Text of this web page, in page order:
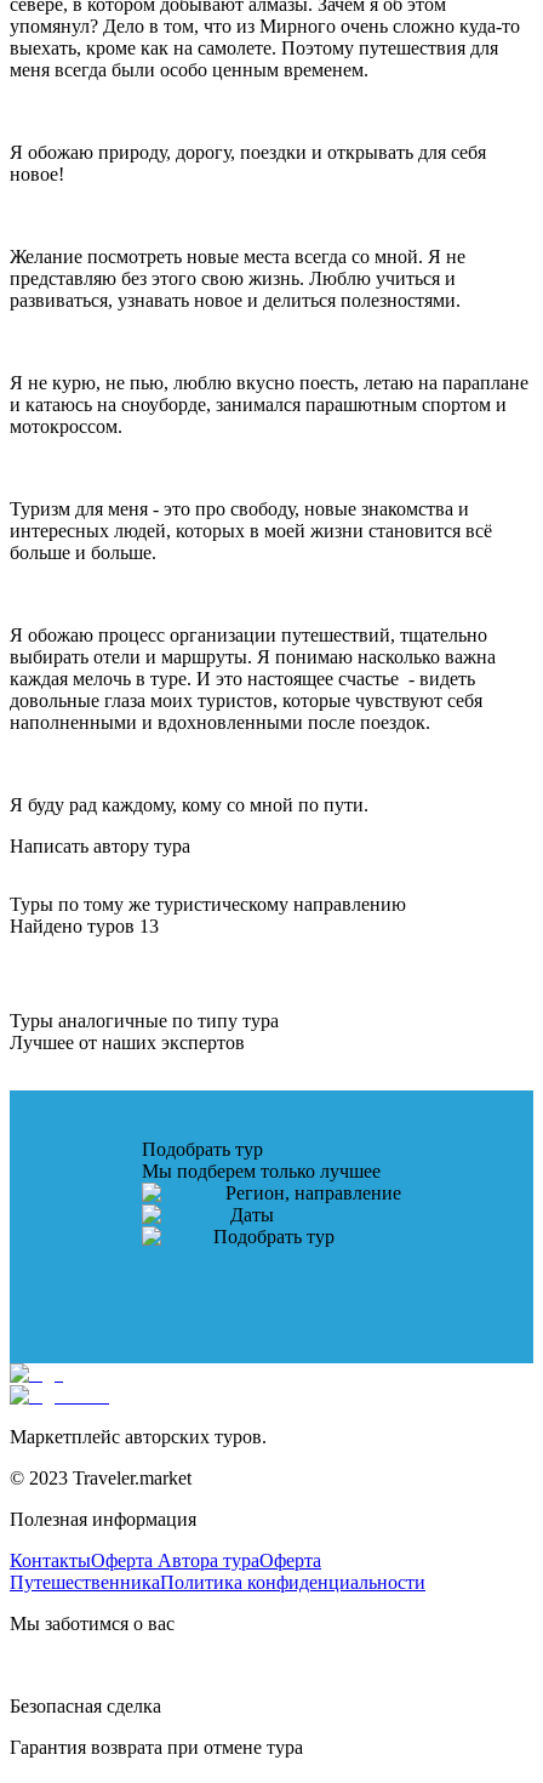
упомянул? Дело в том, что из Мирного очень сложно куда-то
выехать, кроме как на самолете. Поэтому путешествия для
меня всегда были особо ценным временем.
Я обожаю природу, дорогу, поездки и открывать для себя
новое!
Желание посмотреть новые места всегда со мной. Я не
представляю без этого свою жизнь. Люблю учиться и
развиваться, узнавать новое и делиться полезностями.
Я не курю, не пью, люблю вкусно поесть, летаю на параплане
и катаюсь на сноуборде, занимался парашютным спортом и
мотокроссом.
Туризм для меня - это про свободу, новые знакомства и
интересных людей, которых в моей жизни становится всё
больше и больше.
Я обожаю процесс организации путешествий, тщательно
выбирать отели и маршруты. Я понимаю насколько важна
каждая мелочь в туре. И это настоящее счастье - видеть
довольные глаза моих туристов, которые чувствуют себя
наполненными и вдохновленными после поездок.
Я буду рад каждому, кому со мной по пути.
Написать автору тура
Туры по тому же туристическому направлению
Найдено туров 13
Туры аналогичные по типу тура
Лучшее от наших экспертов
Подобрать тур
Мы подберем только лучшее
Регион, направление
Даты
Подобрать тур
Маркетплейс авторских туров.
© 2023 Traveler.market
Полезная информация
КонтактыОферта Автора тураОферта
ПутешественникаПолитика конфиденциальности
Мы заботимся о вас
Безопасная сделка
Гарантия возврата при отмене тура